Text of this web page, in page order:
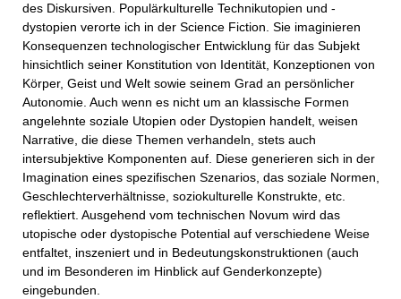
des Diskursiven. Populärkulturelle Technikutopien und -
dystopien verorte ich in der Science Fiction. Sie imaginieren
Konsequenzen technologischer Entwicklung für das Subjekt
hinsichtlich seiner Konstitution von Identität, Konzeptionen von
Körper, Geist und Welt sowie seinem Grad an persönlicher
Autonomie. Auch wenn es nicht um an klassische Formen
angelehnte soziale Utopien oder Dystopien handelt, weisen
Narrative, die diese Themen verhandeln, stets auch
intersubjektive Komponenten auf. Diese generieren sich in der
Imagination eines spezifischen Szenarios, das soziale Normen,
Geschlechterverhältnisse, soziokulturelle Konstrukte, etc.
reflektiert. Ausgehend vom technischen Novum wird das
utopische oder dystopische Potential auf verschiedene Weise
entfaltet, inszeniert und in Bedeutungskonstruktionen (auch
und im Besonderen im Hinblick auf Genderkonzepte)
eingebunden.